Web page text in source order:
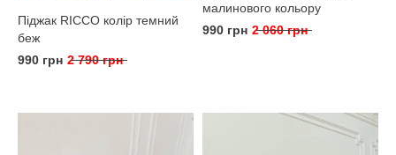
Піджак RICCO колір темний
беж
990 грн 2 790 грн
малинового кольору
990 грн 2 060 грн